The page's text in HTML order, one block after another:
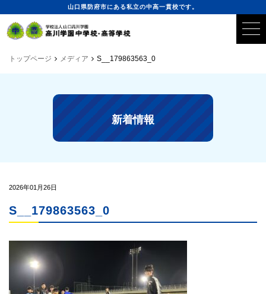
山口県防府市にある私立の中高一貫校です。
トップページ メディア S__179863563_0
新着情報
2026年01月26日
S__179863563_0